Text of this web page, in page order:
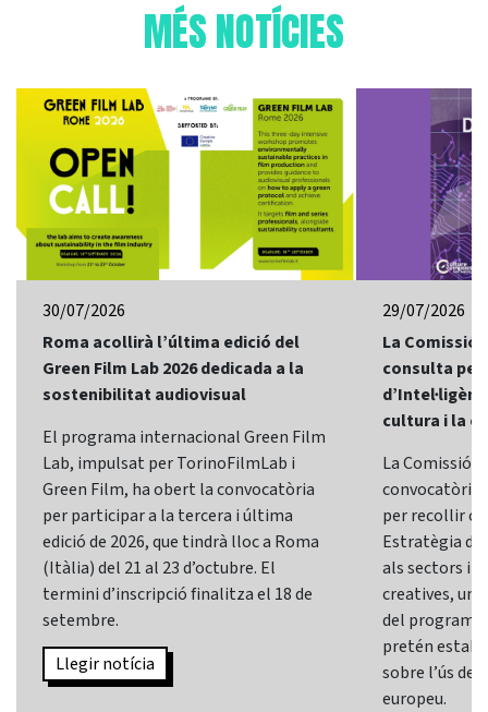
MÉS NOTÍCIES
30/07/2026
Roma acollirà l’última edició del
Green Film Lab 2026 dedicada a la
sostenibilitat audiovisual
El programa internacional Green Film
Lab, impulsat per TorinoFilmLab i
Green Film, ha obert la convocatòria
per participar a la tercera i última
edició de 2026, que tindrà lloc a Roma
(Itàlia) del 21 al 23 d’octubre. El
termini d’inscripció finalitza el 18 de
setembre.
Llegir notícia
29/07/2026
La Comissió
consulta
cultura i la
La Comissió
convocatòria
per recollir
Estratègia
als sectors i
creatives,
del programa
pretén
sobre l’ús de
europeu.